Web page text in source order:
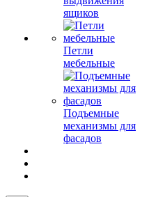
ящиков
Петли
мебельные
Подъемные
механизмы для
фасадов